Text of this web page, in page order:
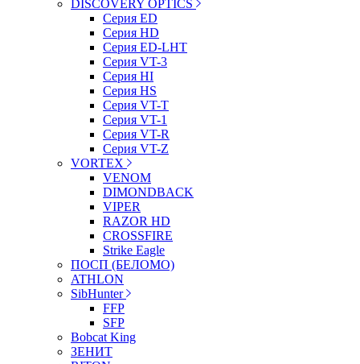
DISCOVERY OPTICS
Серия ED
Серия HD
Серия ED-LHT
Серия VT-3
Серия HI
Серия HS
Серия VT-T
Серия VT-1
Серия VT-R
Серия VT-Z
VORTEX
VENOM
DIMONDBACK
VIPER
RAZOR HD
CROSSFIRE
Strike Eagle
ПОСП (БЕЛОМО)
ATHLON
SibHunter
FFP
SFP
Bobcat King
ЗЕНИТ